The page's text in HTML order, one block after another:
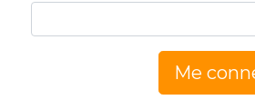
Me